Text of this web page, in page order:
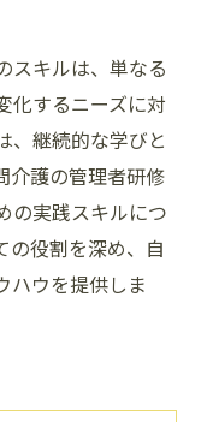
スキルは、単なる
化するニーズに対
、継続的な学びと
介護の管理者研修
の実践スキルにつ
の役割を深め、自
ハウを提供しま